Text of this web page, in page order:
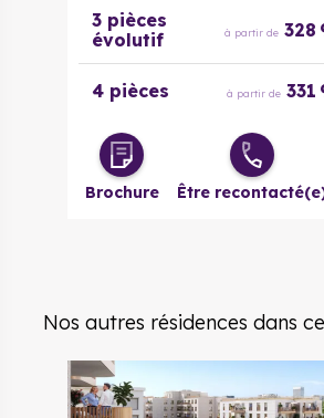
3 pièces
évolutif
à partir de 328
4 pièces à partir de 331
Brochure Être
Nos autres résidences dans